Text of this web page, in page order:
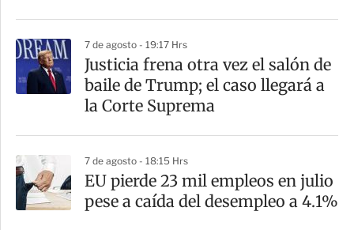
7 de agosto - 19:17 Hrs
Justicia frena otra vez el salón de
baile de Trump; el caso llegará a
la Corte Suprema
7 de agosto - 18:15 Hrs
EU pierde 23 mil empleos en julio
pese a caída del desempleo a 4.1%